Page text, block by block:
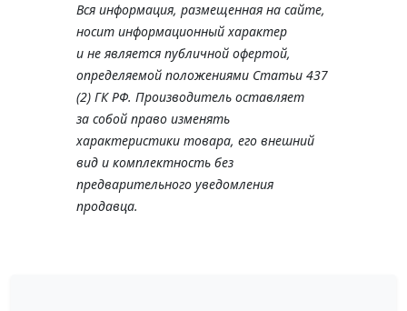
Вся информация, размещенная на сайте,
носит информационный характер
и не является публичной офертой,
определяемой положениями Статьи 437
(2) ГК РФ. Производитель оставляет
за собой право изменять
характеристики товара, его внешний
вид и комплектность без
предварительного уведомления
продавца.